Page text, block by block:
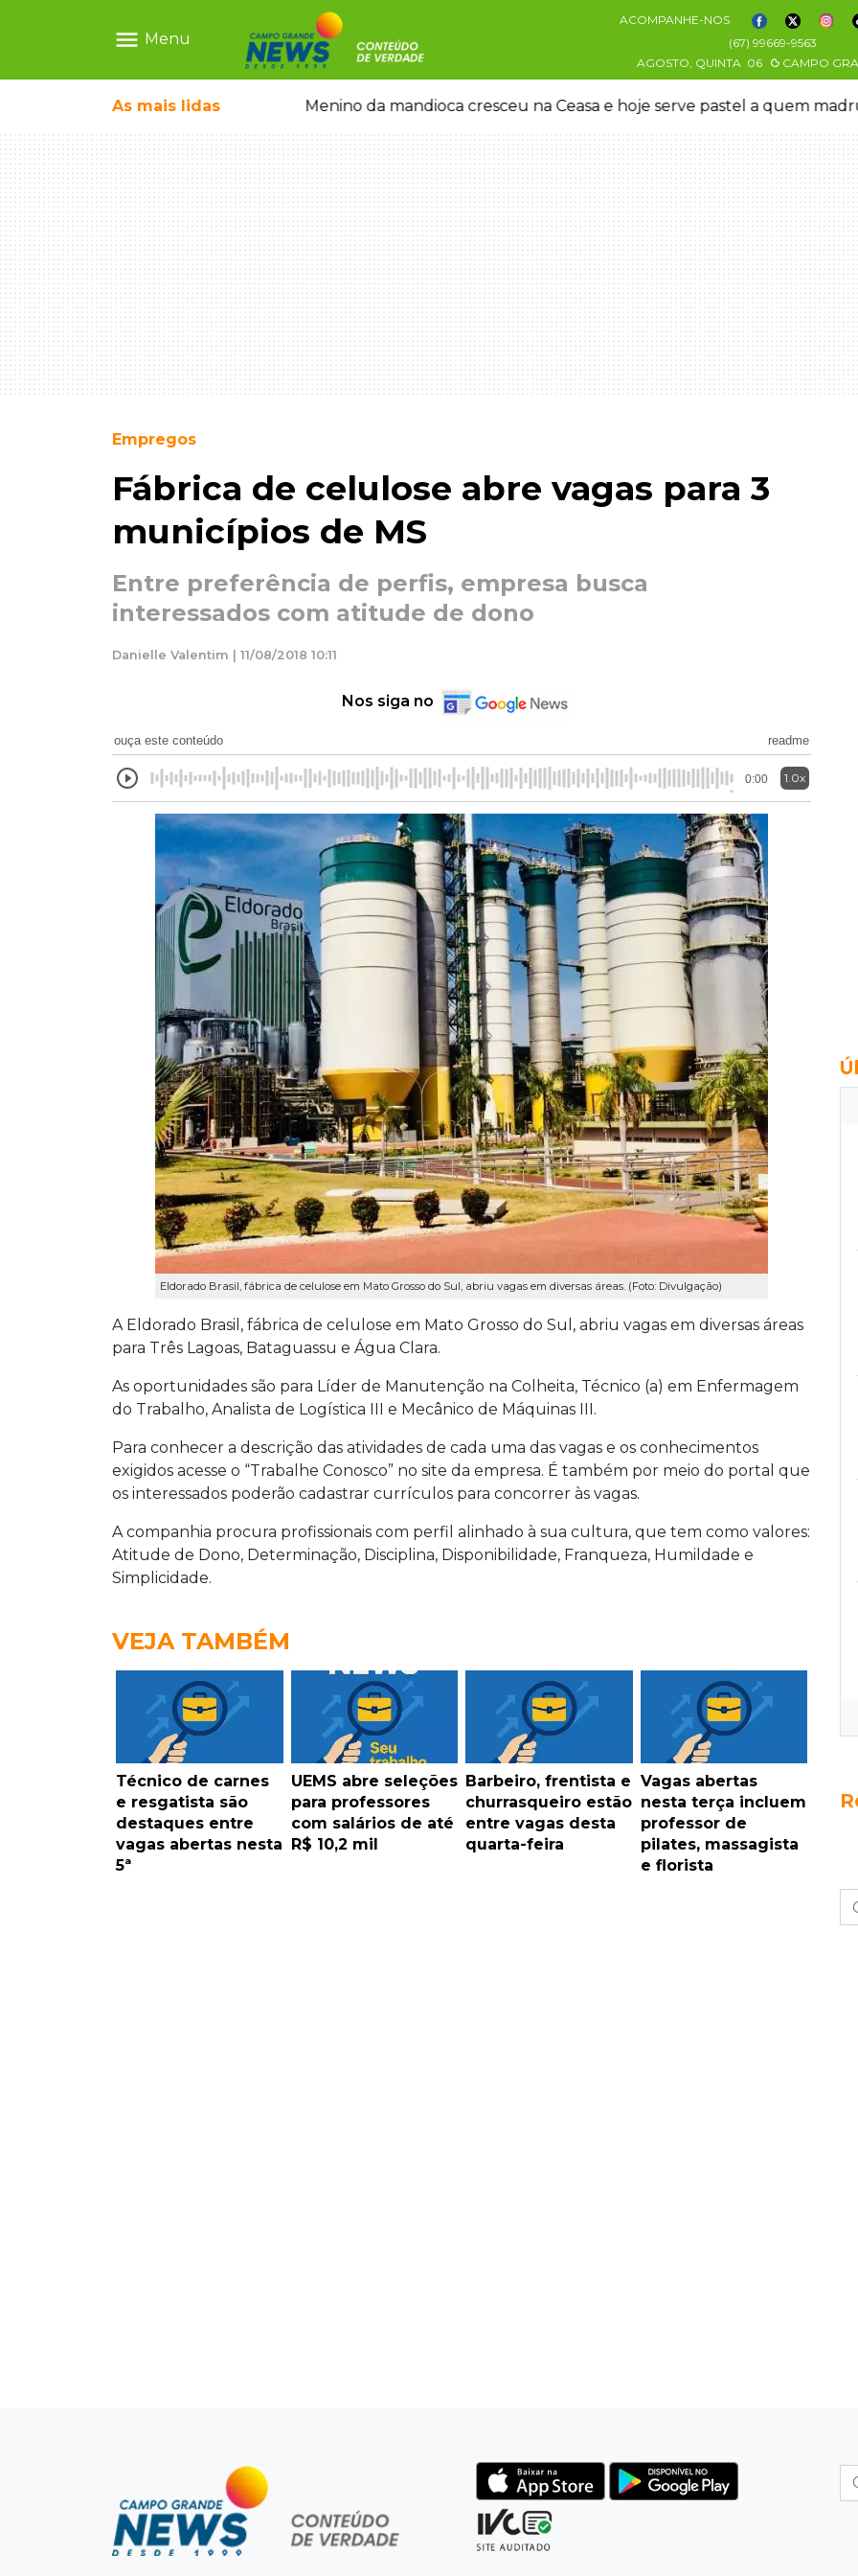
menu Menu
ACOMPANHE-NOS
(67) 99669-9563
AGOSTO, QUINTA 06 CAMPO
As mais lidas
não reconhece o filho queimado Menino da mandioca cresceu na Ceasa e hoje serve pastel a quem
Empregos
Fábrica de celulose abre vagas para 3
municípios de MS
Entre preferência de perfis, empresa busca
interessados com atitude de dono
Danielle Valentim | 11/08/2018 10:11
Nos siga no
ouça este conteúdo readme
0:00 1.0x
Eldorado Brasil, fábrica de celulose em Mato Grosso do Sul, abriu vagas em diversas áreas. (Foto: Divulgação)
A Eldorado Brasil, fábrica de celulose em Mato Grosso do Sul, abriu vagas em diversas áreas
para Três Lagoas, Bataguassu e Água Clara.
As oportunidades são para Líder de Manutenção na Colheita, Técnico (a) em Enfermagem
do Trabalho, Analista de Logística III e Mecânico de Máquinas III.
Para conhecer a descrição das atividades de cada uma das vagas e os conhecimentos
exigidos acesse o “Trabalhe Conosco” no site da empresa. É também por meio do portal que
os interessados poderão cadastrar currículos para concorrer às vagas.
A companhia procura profissionais com perfil alinhado à sua cultura, que tem como valores:
Atitude de Dono, Determinação, Disciplina, Disponibilidade, Franqueza, Humildade e
Simplicidade.
VEJA TAMBÉM
Técnico de carnes
e resgatista são
destaques entre
vagas abertas nesta
5ª
UEMS abre seleções
para professores
com salários de até
R$ 10,2 mil
Barbeiro, frentista e
churrasqueiro estão
entre vagas desta
quarta-feira
Vagas abertas
nesta terça incluem
professor de
pilates, massagista
e florista